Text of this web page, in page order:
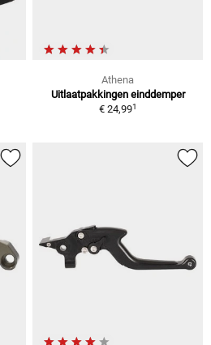
Athena
Uitlaatpakkingen einddemper
€ 24,991